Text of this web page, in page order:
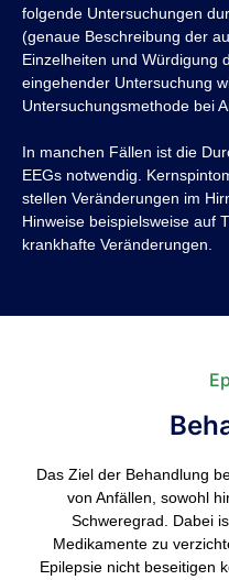
folgende Untersuchungen
(genaue Beschreibung der
Einzelheiten und Würdigung
eingehender Untersuchung
Untersuchungsmethode bei
In manchen Fällen ist die
EEGs notwendig.
stellen Veränderungen im
Hinweise beispielsweise auf
krankhafte Veränderungen.
Das Ziel der Behandlung
von Anfällen, sowohl
Schweregrad. Dabei
Medikamente zu
Epilepsie nicht beseitigen